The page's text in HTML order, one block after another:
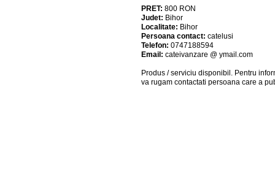
PRET: 800 RON
Judet: Bihor
Localitate: Bihor
Persoana contact: catelusi
Telefon: 0747188594
Email: cateivanzare @ ymail.com
Produs / serviciu disponibil . Pentru
va rugam contactati persoana care a